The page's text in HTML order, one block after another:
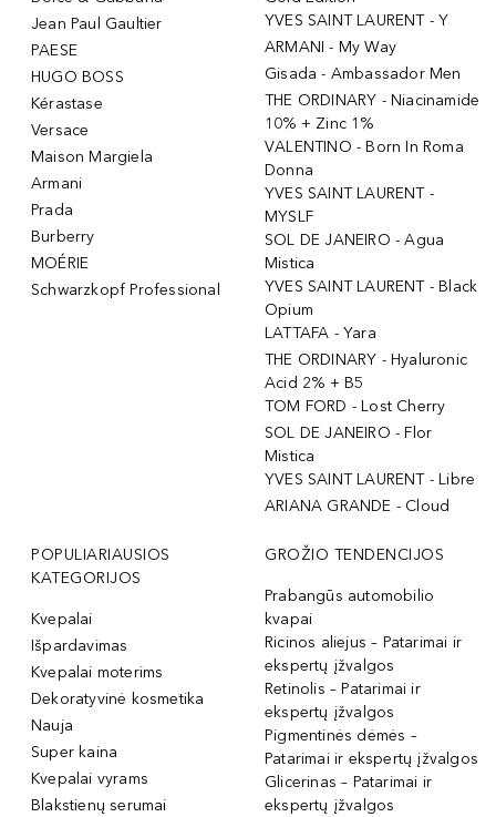
Jean Paul Gaultier
PAESE
HUGO BOSS
Kérastase
Versace
Maison Margiela
Armani
Prada
Burberry
MOÉRIE
Schwarzkopf Professional
YVES SAINT LAURENT - Y
ARMANI - My Way
Gisada - Ambassador Men
THE ORDINARY - Niacinamide
10% + Zinc 1%
VALENTINO - Born In Roma
Donna
YVES SAINT LAURENT -
MYSLF
SOL DE JANEIRO - Agua
Mistica
YVES SAINT LAURENT - Black
Opium
LATTAFA - Yara
THE ORDINARY - Hyaluronic
Acid 2% + B5
TOM FORD - Lost Cherry
SOL DE JANEIRO - Flor
Mistica
YVES SAINT LAURENT - Libre
ARIANA GRANDE - Cloud
POPULIARIAUSIOS
KATEGORIJOS
Kvepalai
Išpardavimas
Kvepalai moterims
Dekoratyvinė kosmetika
Nauja
Super kaina
Kvepalai vyrams
Blakstienų serumai
GROŽIO TENDENCIJOS
Prabangūs automobilio
kvapai
Ricinos aliejus – Patarimai ir
ekspertų įžvalgos
Retinolis – Patarimai ir
ekspertų įžvalgos
Pigmentinės dėmės –
Patarimai ir ekspertų įžvalgos
Glicerinas – Patarimai ir
ekspertų įžvalgos